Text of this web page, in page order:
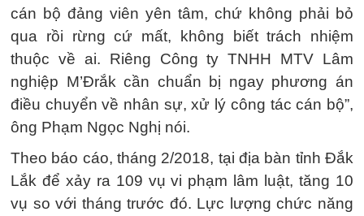
cán bộ đảng viên yên tâm, chứ không phải bỏ
qua rồi rừng cứ mất, không biết trách nhiệm
thuộc về ai. Riêng Công ty TNHH MTV Lâm
nghiệp M’Đrắk cần chuẩn bị ngay phương án
điều chuyển về nhân sự, xử lý công tác cán bộ”,
ông Phạm Ngọc Nghị nói.
Theo báo cáo, tháng 2/2018, tại địa bàn tỉnh Đắk
Lắk để xảy ra 109 vụ vi phạm lâm luật, tăng 10
vụ so với tháng trước đó. Lực lượng chức năng